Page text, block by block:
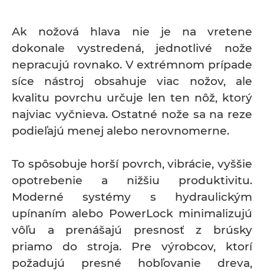
Ak nožová hlava nie je na vretene
dokonale vystredená, jednotlivé nože
nepracujú rovnako. V extrémnom prípade
síce nástroj obsahuje viac nožov, ale
kvalitu povrchu určuje len ten nôž, ktorý
najviac vyčnieva. Ostatné nože sa na reze
podieľajú menej alebo nerovnomerne.
To spôsobuje horší povrch, vibrácie, vyššie
opotrebenie a nižšiu produktivitu.
Moderné systémy s hydraulickým
upínaním alebo PowerLock minimalizujú
vôľu a prenášajú presnosť z brúsky
priamo do stroja. Pre výrobcov, ktorí
požadujú presné hobľovanie dreva,